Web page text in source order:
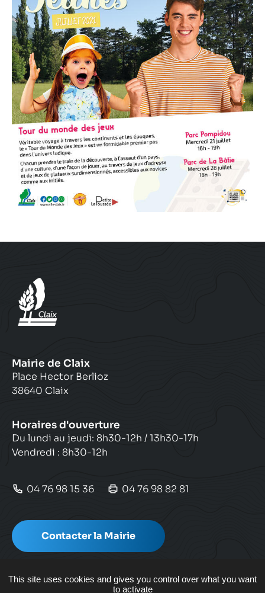
Mairie de Claix
Place Hector Berlioz
38640 Claix
Horaires d'ouverture
Du lundi au jeudi: 8h30-12h / 13h30-17h
Vendredi : 8h30-12h
04 76 98 15 36 04 76 98 82 81
Contacter la Mairie
This site uses cookies and gives you control over what you want
to activate